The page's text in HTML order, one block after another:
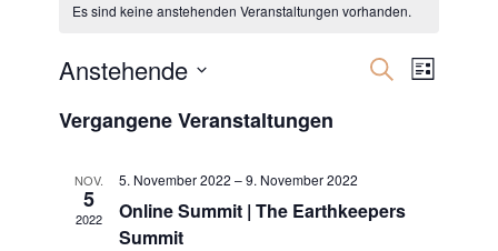
Es sind keine anstehenden Veranstaltungen vorhanden.
Navigation
Suche Liste
Anstehende
wählen.
Vergangene Veranstaltungen
NOV.
5
2022
5. November 2022 –9. November 2022
Online Summit | The Earthkeepers
Summit